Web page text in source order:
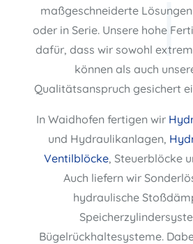
maßgeschneiderte
oder in Serie. Unsere hohe
dafür, dass wir sowohl
können als auch
Qualitätsanspruch gesichert
In Waidhofen fertigen wir
und Hydraulikanlagen,
Ventilblöcke, Steuerblöcke
Auch liefern wir
hydraulische
Bügelrückhaltesysteme.